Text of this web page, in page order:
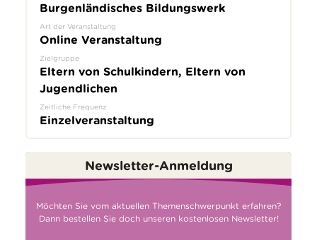
Burgenländisches Bildungswerk
Art der Veranstaltung
Online Veranstaltung
Zielgruppe
Eltern von Schulkindern, Eltern von
Jugendlichen
Zeitliche Frequenz
Einzelveranstaltung
Newsletter-Anmeldung
Möchten Sie vom aktuellen Themenschwerpunkt erfahren?
Dann bestellen Sie doch unseren kostenlosen Newsletter!